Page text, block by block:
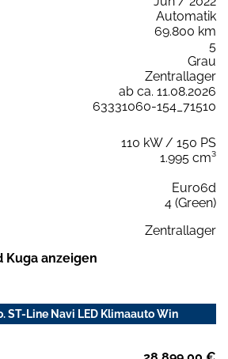
Automatik
69.800 km
5
Grau
Zentrallager
ab ca. 11.08.2026
63331060-154_71510
110 kW / 150 PS
1.995 cm³
Euro6d
4 (Green)
Zentrallager
Kuga anzeigen
ST-Line Navi LED Klimaauto Win